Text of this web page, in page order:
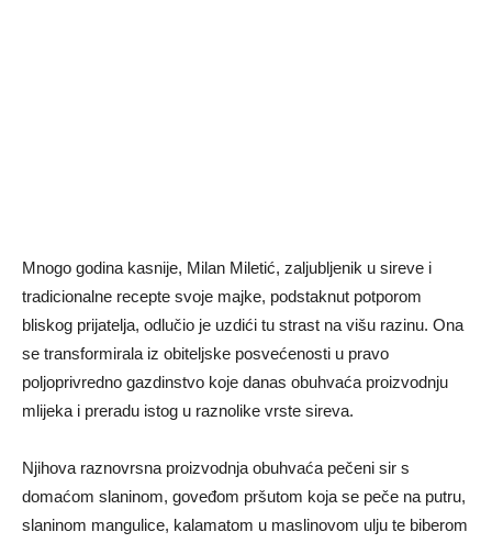
Mnogo godina kasnije, Milan Miletić, zaljubljenik u sireve i
tradicionalne recepte svoje majke, podstaknut potporom
bliskog prijatelja, odlučio je uzdići tu strast na višu razinu. Ona
se transformirala iz obiteljske posvećenosti u pravo
poljoprivredno gazdinstvo koje danas obuhvaća proizvodnju
mlijeka i preradu istog u raznolike vrste sireva.
Njihova raznovrsna proizvodnja obuhvaća pečeni sir s
domaćom slaninom, goveđom pršutom koja se peče na putru,
slaninom mangulice, kalamatom u maslinovom ulju te biberom